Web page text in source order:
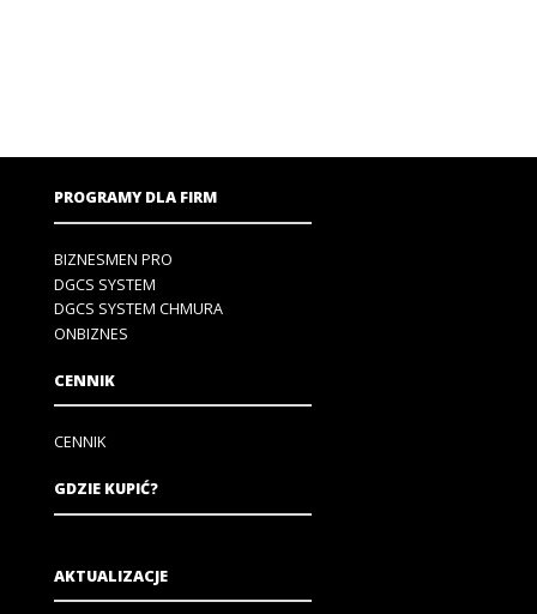
PROGRAMY DLA FIRM
BIZNESMEN PRO
DGCS SYSTEM
DGCS SYSTEM CHMURA
ONBIZNES
CENNIK
CENNIK
GDZIE KUPIĆ?
AKTUALIZACJE